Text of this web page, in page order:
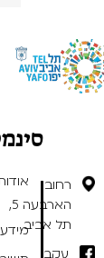
רחוב
הארבעה 5,
תל אביב
עקבו